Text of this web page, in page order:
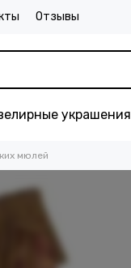
Отзывы
украшения
мюлей